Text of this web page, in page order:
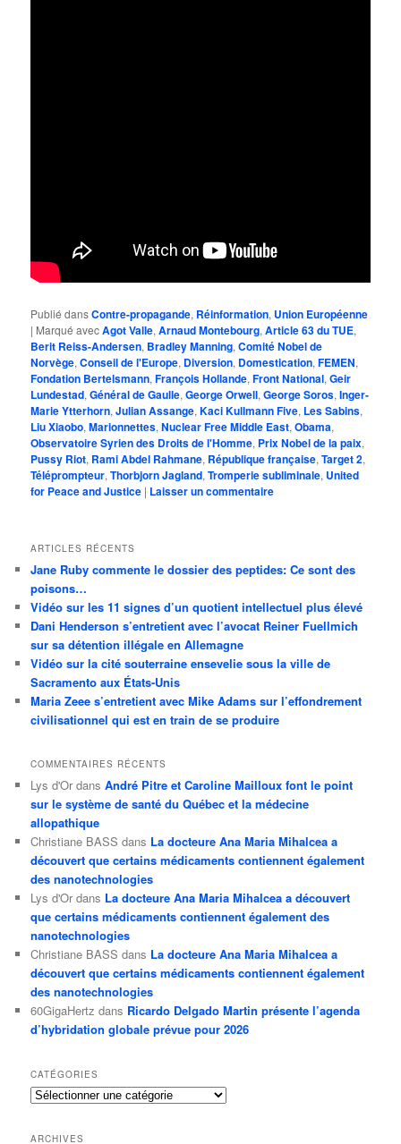
Publié dansContre-propagande, Réinformation, Union Européenne
| Marqué avecAgot Valle,Arnaud Montebourg,Article 63 du TUE,
Berit Reiss-Andersen, Bradley Manning,Comité Nobel de
Norvège,Conseil de l'Europe, Diversion, Domestication,FEMEN,
Fondation Bertelsmann,François Hollande,Front National,Geir
Lundestad,Général de Gaulle,George Orwell,George Soros,Inger-
Marie Ytterhorn,Julian Assange,Kaci Kullmann Five, Les Sabins,
Liu Xiaobo,Marionnettes,Nuclear Free Middle East,Obama,
Observatoire Syrien des Droits de l'Homme, Prix Nobel de la paix,
Pussy Riot, Rami Abdel Rahmane, République française,Target 2,
Téléprompteur,Thorbjorn Jagland,Tromperie subliminale, United
for Peace and Justice | Laisser un commentaire
ARTICLES RÉCENTS
Jane Ruby commente le dossier des peptides: Ce sont des
poisons…
Vidéo sur les 11 signes d’un quotient intellectuel plus élevé
Dani Henderson s’entretient avec l’avocat Reiner Fuellmich
sur sa détention illégale en Allemagne
Vidéo sur la cité souterraine ensevelie sous la ville de
Sacramento aux États-Unis
Maria Zeee s’entretient avec Mike Adams sur l’effondrement
civilisationnel qui est en train de se produire
COMMENTAIRES RÉCENTS
Lys d'Or dansAndré Pitre et Caroline Mailloux font le point
sur le système de santé du Québec et la médecine
allopathique
Christiane BASS dans La docteure Ana Maria Mihalcea a
découvert que certains médicaments contiennent également
des nanotechnologies
Lys d'Or dans La docteure Ana Maria Mihalcea a découvert
que certains médicaments contiennent également des
nanotechnologies
Christiane BASS dans La docteure Ana Maria Mihalcea a
découvert que certains médicaments contiennent également
des nanotechnologies
60GigaHertz dans Ricardo Delgado Martin présente l’agenda
d’hybridation globale prévue pour 2026
CATÉGORIES
Catégories
ARCHIVES